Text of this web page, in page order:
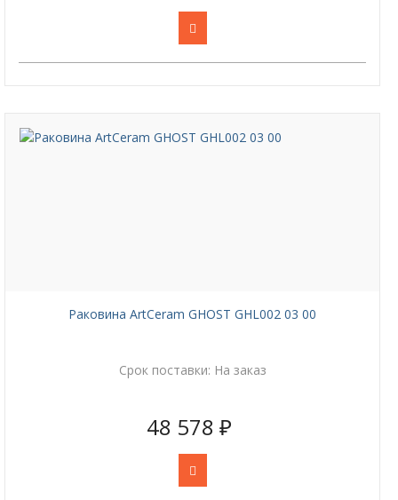
Раковина ArtCeram GHOST GHL002 03 00
Срок поставки: На заказ
48 578 ₽